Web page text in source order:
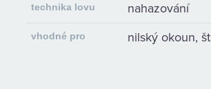
technika lovu nahazování
vhodné pro nilský okoun,